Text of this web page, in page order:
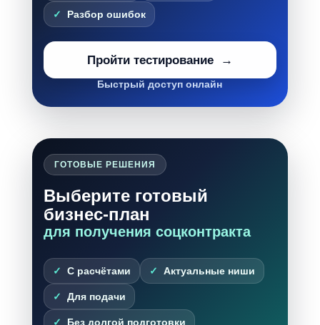
Разбор ошибок
Пройти тестирование
Быстрый доступ онлайн
ГОТОВЫЕ РЕШЕНИЯ
Выберите готовый
бизнес-план
для получения соцконтракта
С расчётами Актуальные ниши
Для подачи
Без долгой подготовки